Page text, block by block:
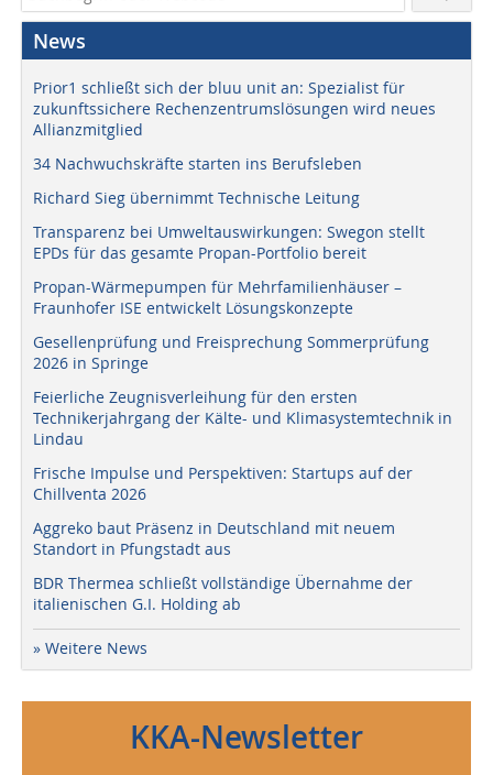
News
Prior1 schließt sich der bluu unit an: Spezialist für
zukunftssichere Rechenzentrumslösungen wird neues
Allianzmitglied
34 Nachwuchskräfte starten ins Berufsleben
Richard Sieg übernimmt Technische Leitung
Transparenz bei Umweltauswirkungen: Swegon stellt
EPDs für das gesamte Propan-Portfolio bereit
Propan-Wärmepumpen für Mehrfamilienhäuser –
Fraunhofer ISE entwickelt Lösungskonzepte
Gesellenprüfung und Freisprechung Sommerprüfung
2026 in Springe
Feierliche Zeugnisverleihung für den ersten
Technikerjahrgang der Kälte- und Klimasystemtechnik in
Lindau
Frische Impulse und Perspektiven: Startups auf der
Chillventa 2026
Aggreko baut Präsenz in Deutschland mit neuem
Standort in Pfungstadt aus
BDR Thermea schließt vollständige Übernahme der
italienischen G.I. Holding ab
» Weitere News
KKA-Newsletter